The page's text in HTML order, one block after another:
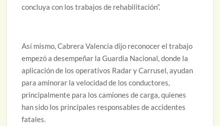
concluya con los trabajos de rehabilitación”.
Así mismo, Cabrera Valencia dijo reconocer el trabajo
empezó a desempeñar la Guardia Nacional, donde la
aplicación de los operativos Radar y Carrusel, ayudan
para aminorar la velocidad de los conductores,
principalmente para los camiones de carga, quienes
han sido los principales responsables de accidentes
fatales.